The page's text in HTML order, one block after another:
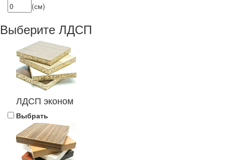
(см)
Выберите ЛДСП
ЛДСП эконом
Выбрать